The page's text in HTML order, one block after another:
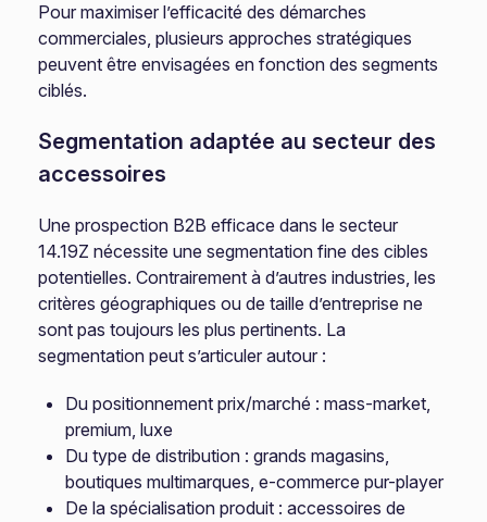
Pour maximiser l’efficacité des démarches
commerciales, plusieurs approches stratégiques
peuvent être envisagées en fonction des segments
ciblés.
Segmentation adaptée au secteur des
accessoires
Une prospection B2B efficace dans le secteur
14.19Z nécessite une segmentation fine des cibles
potentielles. Contrairement à d’autres industries, les
critères géographiques ou de taille d’entreprise ne
sont pas toujours les plus pertinents. La
segmentation peut s’articuler autour :
Du positionnement prix/marché : mass-market,
premium, luxe
Du type de distribution : grands magasins,
boutiques multimarques, e-commerce pur-player
De la spécialisation produit : accessoires de